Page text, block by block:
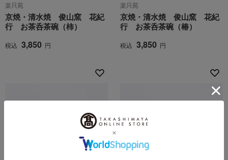
楽只苑
京焼・清水焼 俊山窯 花紀
行 お茶呑茶碗（柿）
税込 3,850 円
楽只苑
京焼・清水焼 俊山窯 花紀
行 お茶呑茶碗（椿）
税込 3,850 円